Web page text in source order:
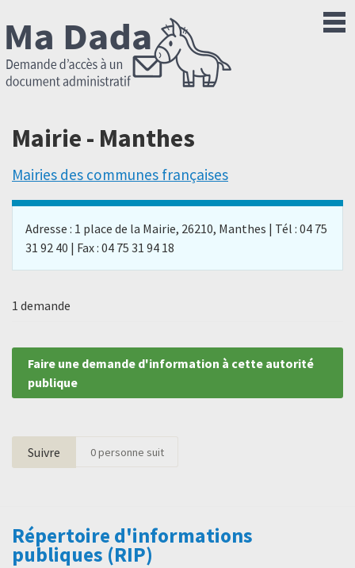
Mairie - Manthes
Mairies des communes françaises
Adresse : 1 place de la Mairie, 26210, Manthes | Tél : 04 75
31 92 40 | Fax : 04 75 31 94 18
1 demande
Faire une demande d'information à cette autorité
publique
Suivre 0personne suit
Répertoire d'informations
publiques (RIP)